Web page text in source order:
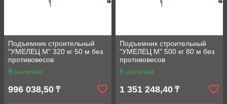
Подъемник строительный
"УМЕЛЕЦ М" 320 кг 50 м без
противовесов
В наличии
996 038,50 ₸
Подъемник строительный
"УМЕЛЕЦ М" 500 кг 80 м без
противовесов
В наличии
1 351 248,40 ₸